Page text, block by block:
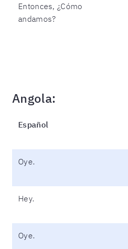
Entonces, ¿Cómo
andamos?
Angola:
Español
Oye.
Hey.
Oye.